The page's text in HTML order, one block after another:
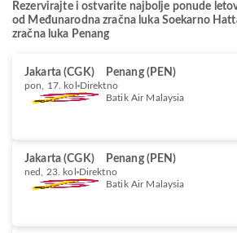
Rezervirajte i ostvarite najbolje ponude
od Međunarodna zračna luka Soekarno
zračna luka Penang
Jakarta (CGK) Penang (PEN)
pon, 17. kol Direktno
Batik Air Malaysia
Jakarta (CGK) Penang (PEN)
ned, 23. kol Direktno
Batik Air Malaysia